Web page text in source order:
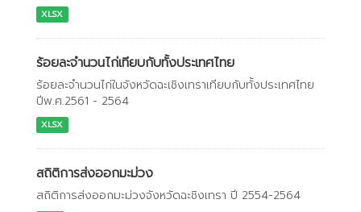
XLSX
ร้อยละจำนวนไก่เทียบกับทั้งประเทศไทย
ร้อยละจำนวนไก่ในจังหวัดฉะเชิงเทราเทียบกับทั้งประเทศไทย
ปีพ.ศ.2561 - 2564
XLSX
สถิติการส่งออกมะม่วง
สถิติการส่งออกมะม่วงจังหวัดฉะชิงเทรา ปี 2554-2564